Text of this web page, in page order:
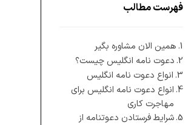
فهرست مطالب
همین الان مشاوره بگیر
دعوت‌ نامه انگلیس چیست؟
انواع دعوت‌ نامه انگلیس
انواع دعوت‌ نامه انگلیس برای
مهاجرت کاری
شرایط فرستادن دعوتنامه از